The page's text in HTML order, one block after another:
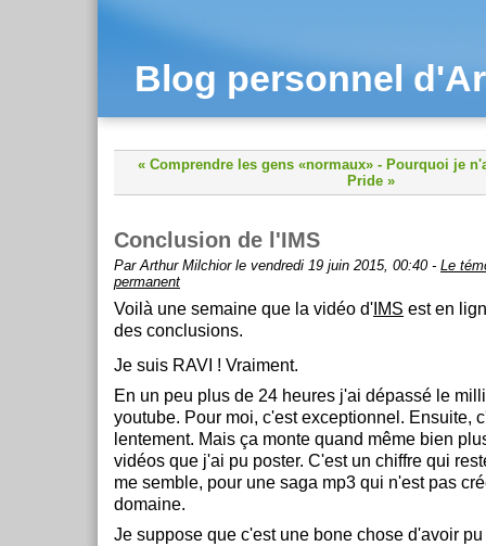
Blog personnel
« Comprendre les gens «normaux» - Pourquoi je
Pride »
Conclusion de l'IMS
Par Arthur Milchior le vendredi 19 juin 2015, 00:40 - Le
permanent
Voilà une semaine que la vidéo d' IMS est en
des conclusions.
Je suis RAVI ! Vraiment.
En un peu plus de 24 heures j'ai dépassé le
youtube. Pour moi, c'est exceptionnel. Ensuite,
lentement. Mais ça monte quand même bien
vidéos que j'ai pu poster. C'est un chiffre qui
me semble, pour une saga mp3 qui n'est pas
domaine.
Je suppose que c'est une bone chose d'avoir